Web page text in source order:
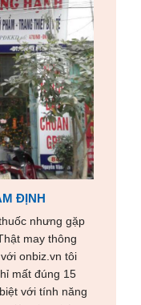
ĐỊNH
nhưng gặp
may thông
vớionbiz.vn tôi
mất đúng 15
với tính năng